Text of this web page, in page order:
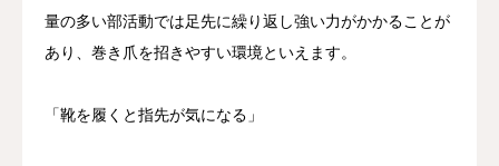
量の多い部活動では足先に繰り返し強い力がかかることが
あり、巻き爪を招きやすい環境といえます。
「靴を履くと指先が気になる」